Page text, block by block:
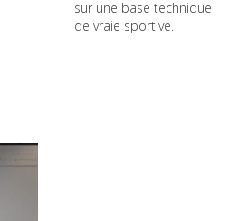
sur une base technique
de vraie sportive.